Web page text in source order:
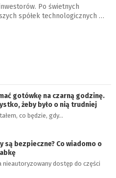
Po świetnych
spółek technologicznych …
gotówkę na czarną godzinę.
żeby było o nią trudniej
co będzie, gdy…
są bezpieczne? Co wiadomo o
nieautoryzowany dostęp do części